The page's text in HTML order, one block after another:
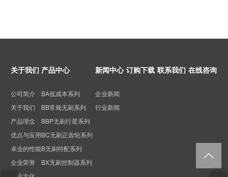
关于我们
公司简介
关于我们
产品理念
优点与应用
卓业的性能
企业荣誉
产品中心
BA低成本系列
BB常规无刷系列
BBP无刷行星系列
BC无刷正齿轮系列
B无刷特配系列
BX无刷控制器系列
新闻中心
企业新闻
行业新闻
订购下载 联系我们 在线咨询